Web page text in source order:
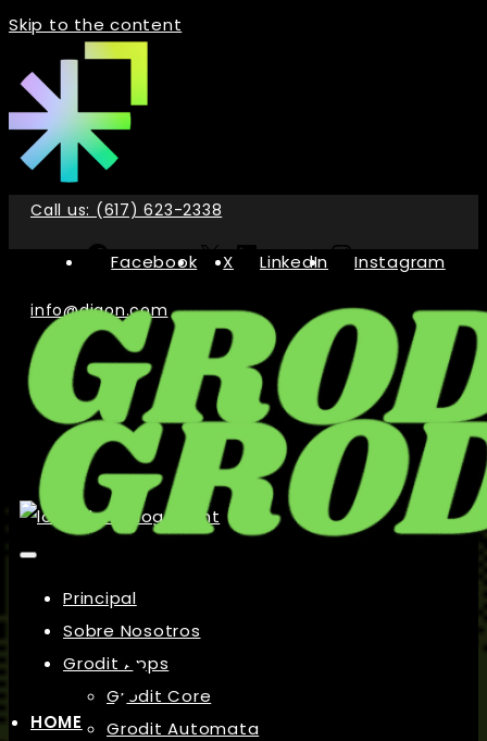
Skip to the content
Call us: (617) 623-2338
Facebook X LinkedIn Instagram
info@digon.com
Principal
Sobre Nosotros
Grodit Apps
Grodit Core
Grodit Automata
HOME